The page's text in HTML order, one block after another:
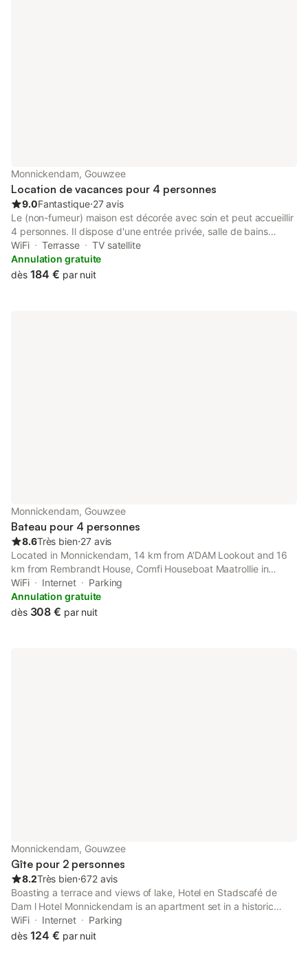
Monnickendam, Gouwzee
Location de vacances pour 4 personnes
9.0Fantastique⋅27 avis
Le (non-fumeur) maison est décorée avec soin et peut accueillir
4 personnes. Il dispose d'une entrée privée, salle de bains
(douche, toilette) et dispose d'un bain dans l'une des deux
chambres. Il ya une cuisine entièrement équipée (micro-ondes,
réfrigérateur, quatre feux gaz, hotte) Dans le salon, vous avez
WiFi Terrasse
TV satellite
Annulation gratuite
dès 184 € par nuit
Monnickendam, Gouwzee
Bateau pour 4 personnes
8.6Très bien⋅27 avis
Located in Monnickendam, 14 km from A'DAM Lookout and 16
km from Rembrandt House, Comfi Houseboat Maatrollie in
Monnickendam close to Amsterdam offers air conditioning.
WiFi Internet
Parking
Annulation gratuite
dès 308 € par nuit
Monnickendam, Gouwzee
Gîte pour 2 personnes
8.2Très bien⋅672 avis
Boasting a terrace and views of lake, Hotel en Stadscafé de
Dam l Hotel Monnickendam is an apartment set in a historic
building in Monnickendam, 14 km from A'DAM Lookout. Situated
on the beachfront, this property has a bar.
WiFi Internet
Parking
dès 124 € par nuit